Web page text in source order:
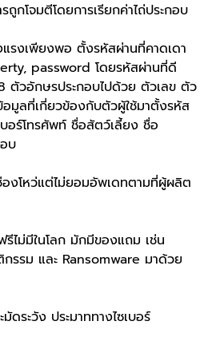
ถูกโจมตีโดยการเรียกค่าไถ่ประกอบ
แรงเพียงพอ ตั้งรหัสผ่านที่คาดเดา
password โดยรหัสผ่านที่ดี
ตัวอักษรประกอบไปด้วย ตัวเลข ตัว
อมูลที่เกี่ยวข้องกับตัวผู้ใช้มาตั้งรหัส
อร์โทรศัพท์ ชื่อสัตว์เลี้ยง ชื่อ
บ
องโหว่แต่ไม่ยอมอัพเดทตามที่ผู้ผลิต
รีไม่มีในโลก มักมีของแถม เช่น
รรม และ Ransomware มาด้วย
ดระวัง ประมาททางไซเบอร์